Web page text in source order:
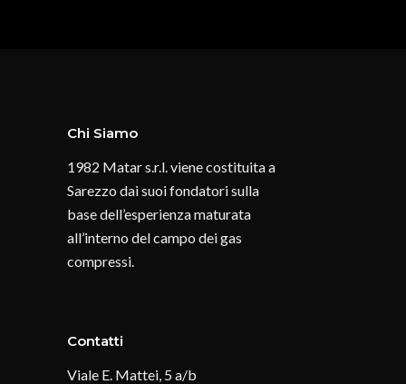
Chi Siamo
1982 Matar s.r.l. viene costituita a
Sarezzo dai suoi fondatori sulla
base dell’esperienza maturata
all’interno del campo dei gas
compressi.
Contatti
Viale E. Mattei, 5 a/b